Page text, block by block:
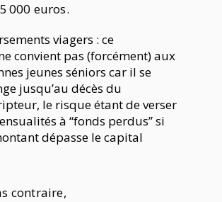
000 euros.
viagers : ce
convient pas (forcément) aux
jeunes séniors car il se
jusqu’au décès du
le risque étant de verser
à “fonds perdus” si
dépasse le capital
contraire,